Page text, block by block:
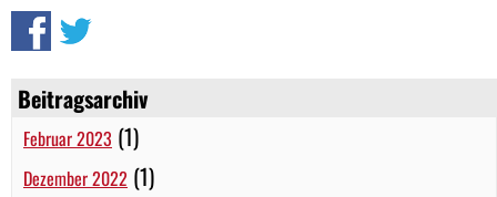
Beitragsarchiv
Februar 2023 (1)
Dezember 2022 (1)